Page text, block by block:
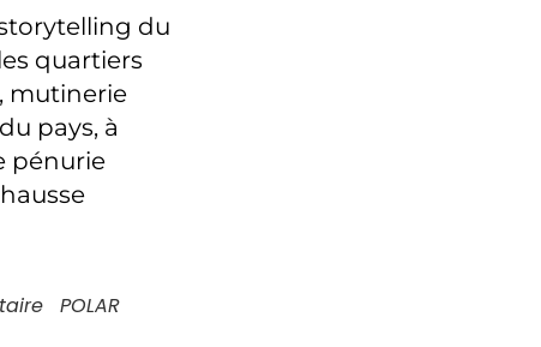
du
quartiers
mutinerie
pays, à
pénurie
POLAR